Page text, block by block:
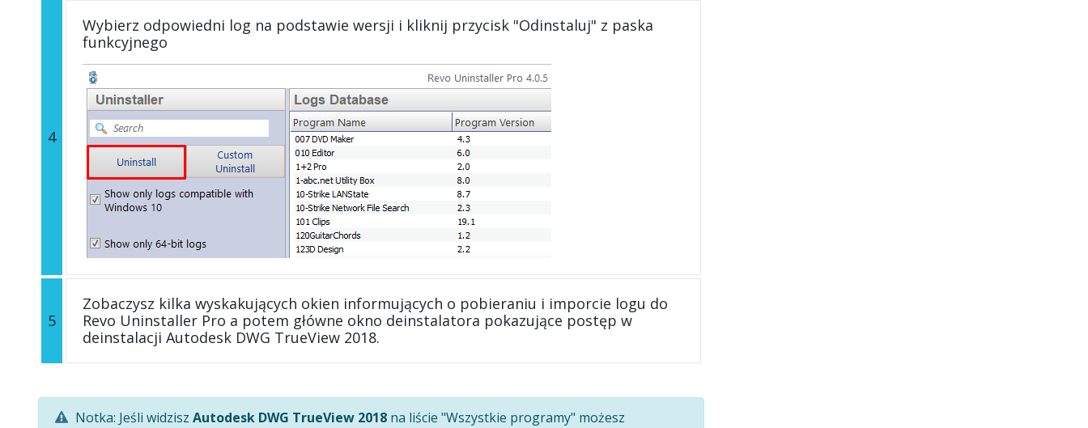
4
Wybierz odpowiedni log na podstawie wersji i kliknij przycisk "Odinstaluj" z paska
funkcyjnego
5
Zobaczysz kilka wyskakujących okien informujących o pobieraniu i imporcie logu do
Revo Uninstaller Pro a potem główne okno deinstalatora pokazujące postęp w
deinstalacji Autodesk DWG TrueView 2018.
Notka: Jeśli widzisz Autodesk DWG TrueView 2018 na liście "Wszystkie programy" możesz